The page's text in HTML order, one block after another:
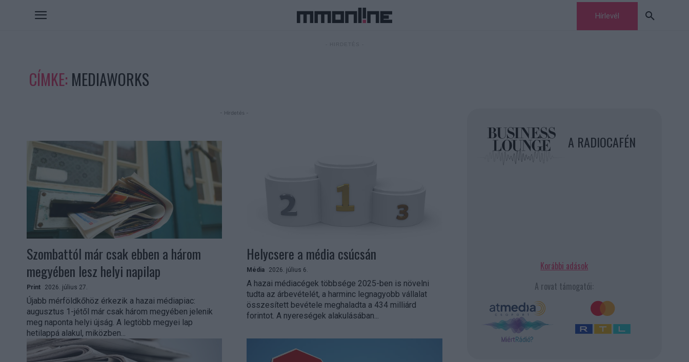
Hírlevél
CÍMKE: MEDIAWORKS
- Hirdetés -
Szombattól már csak ebben a három
megyében lesz helyi napilap
Print 2026. július 27.
Újabb mérföldkőhöz érkezik a hazai médiapiac:
augusztus 1-jétől már csak három megyében jelenik
meg naponta helyi újság. A legtöbb megyei lap
hetilappá alakul, miközben...
Helycsere a média csúcsán
Média 2026. július 6.
A hazai médiacégek többsége 2025-ben is növelni
tudta az árbevételét, a harminc legnagyobb vállalat
összesített bevétele meghaladta a 434 milliárd
forintot. A nyereségek alakulásában...
A RADIOCAFÉN
Korábbi adások
A rovat támogatói: